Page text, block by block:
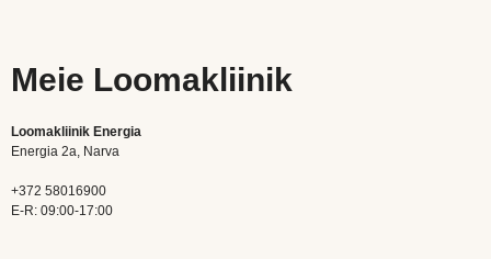
Meie Loomakliinik
Loomakliinik Energia
Energia 2a, Narva
+372 58016900
E-R: 09:00-17:00